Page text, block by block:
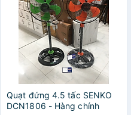
Quạt đứng 4.5 tấc SENKO
DCN1806 - Hàng chính